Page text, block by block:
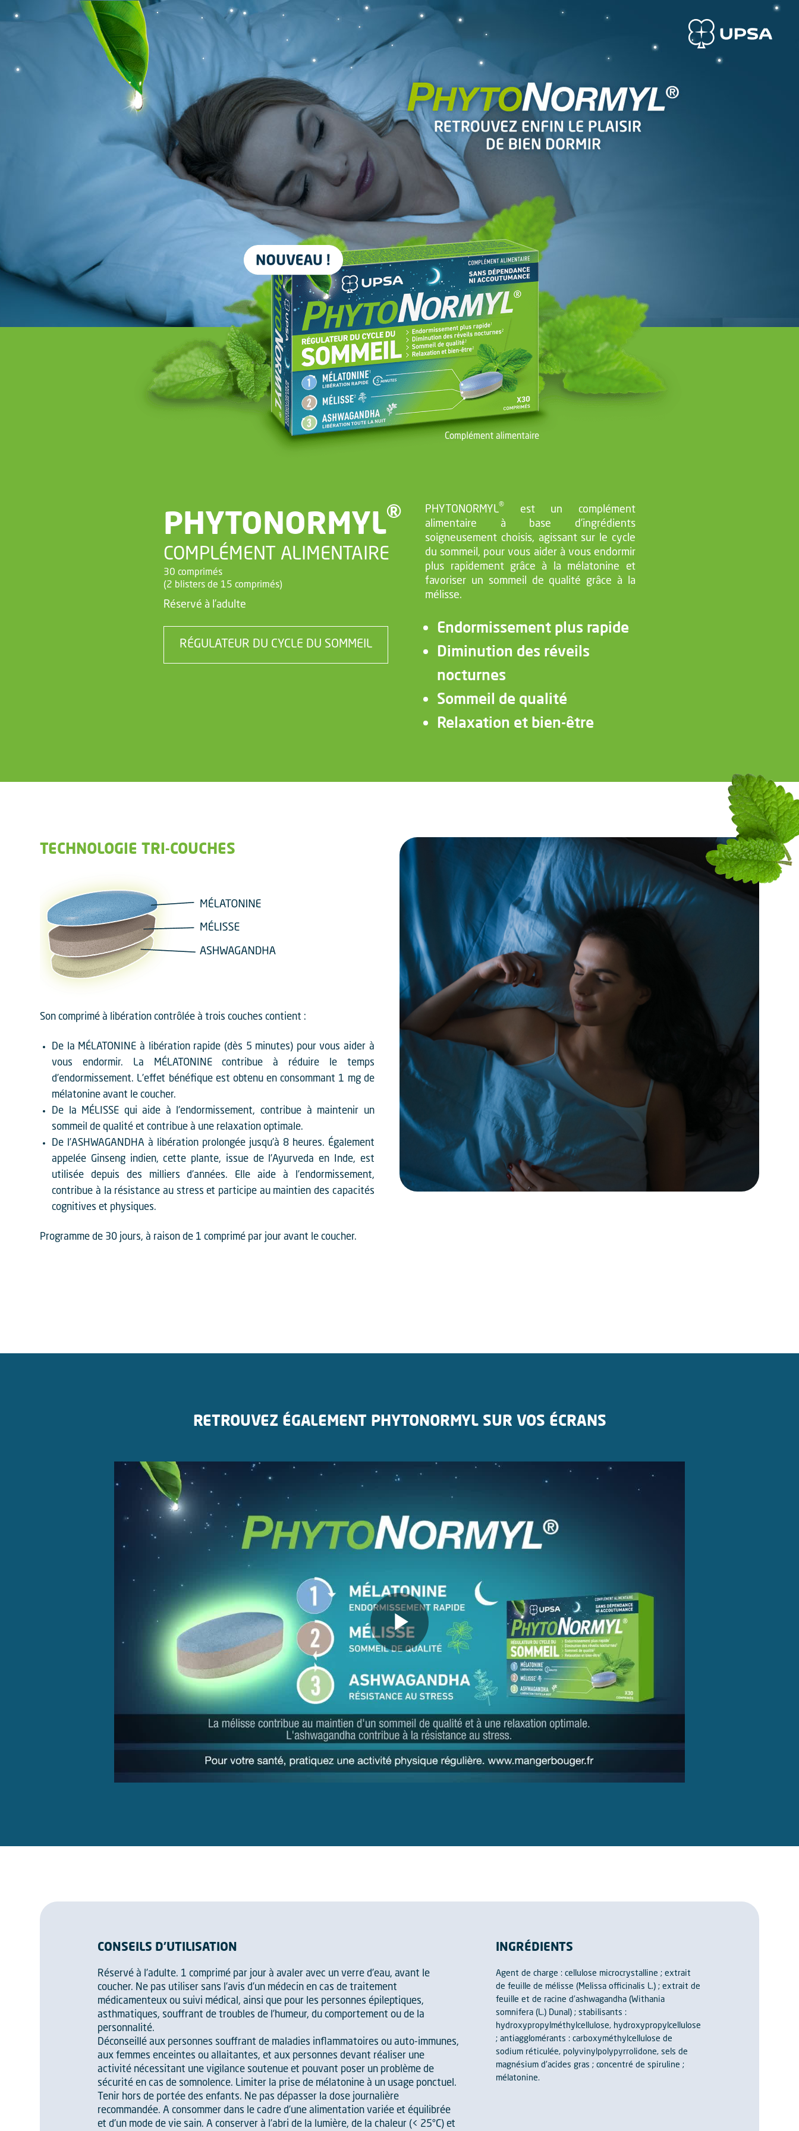
PHYTONORMYL®
COMPLÉMENT ALIMENTAIRE
30 comprimés
(2 blisters de 15 comprimés)
Réservé à l’adulte
RÉGULATEUR DU CYCLE DU SOMMEIL
PHYTONORMYL®
est un complément
alimentaire à base d’ingrédients
soigneusement choisis, agissant sur le cycle
du sommeil, pour vous aider à vous endormir
plus rapidement grâce à la mélatonine et
favoriser un sommeil de qualité grâce à la
mélisse.
Endormissement plus rapide
Diminution des réveils
nocturnes
Sommeil de qualité
Relaxation et bien-être
TECHNOLOGIE TRI-COUCHES
Son comprimé à libération contrôlée à trois couches contient :
De la MÉLATONINE à libération rapide (dès 5 minutes) pour vous aider à
vous endormir. La MÉLATONINE contribue à réduire le temps
d’endormissement. L’effet bénéfique est obtenu en consommant 1 mg de
mélatonine avant le coucher.
De la MÉLISSE qui aide à l'endormissement, contribue à maintenir un
sommeil de qualité et contribue à une relaxation optimale.
De l’ASHWAGANDHA à libération prolongée jusqu’à 8 heures. Également
appelée Ginseng indien, cette plante, issue de l’Ayurveda en Inde, est
utilisée depuis des milliers d’années. Elle aide à l’endormissement,
contribue à la résistance au stress et participe au maintien des capacités
cognitives et physiques.
Programme de 30 jours, à raison de 1 comprimé par jour avant le coucher.
RETROUVEZ ÉGALEMENT PHYTONORMYL SUR VOS ÉCRANS
CONSEILS D'UTILISATION
Réservé à l’adulte. 1 comprimé par jour à avaler avec un verre d’eau, avant le
coucher. Ne pas utiliser sans l’avis d’un médecin en cas de traitement
médicamenteux ou suivi médical, ainsi que pour les personnes épileptiques,
asthmatiques, souffrant de troubles de l’humeur, du comportement ou de la
personnalité.
Déconseillé aux personnes souffrant de maladies inflammatoires ou auto-immunes,
aux femmes enceintes ou allaitantes, et aux personnes devant réaliser une
activité nécessitant une vigilance soutenue et pouvant poser un problème de
sécurité en cas de somnolence. Limiter la prise de mélatonine à un usage ponctuel.
Tenir hors de portée des enfants. Ne pas dépasser la dose journalière
recommandée. A consommer dans le cadre d’une alimentation variée et équilibrée
et d’un mode de vie sain. A conserver à l’abri de la lumière, de la chaleur (< 25°C) et
INGRÉDIENTS
Agent de charge : cellulose microcrystalline ; extrait
de feuille de mélisse (Melissa officinalis L.) ; extrait de
feuille et de racine d'ashwagandha (Withania
somnifera (L.) Dunal) ; stabilisants :
hydroxypropylméthylcellulose, hydroxypropylcellulose
; antiagglomérants : carboxyméthylcellulose de
sodium réticulée, polyvinylpolypyrrolidone, sels de
magnésium d'acides gras ; concentré de spiruline ;
mélatonine.